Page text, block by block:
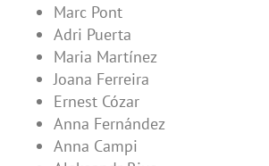
Marc Pont
Adri Puerta
Maria Martínez
Joana Ferreira
Ernest Cózar
Anna Fernández
Anna Campi